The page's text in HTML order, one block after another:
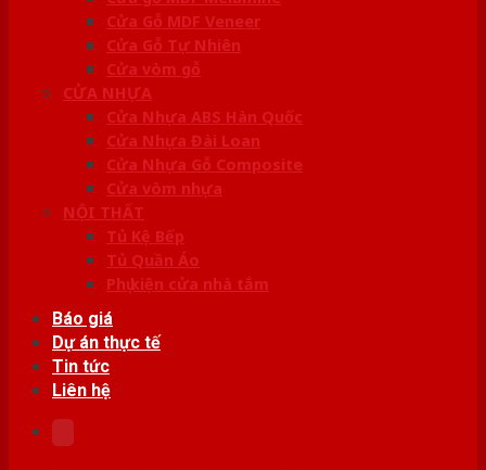
Cửa Gỗ MDF Veneer
Cửa Gỗ Tự Nhiên
Cửa vòm gỗ
CỬA NHỰA
Cửa Nhựa ABS Hàn Quốc
Cửa Nhựa Đài Loan
Cửa Nhựa Gỗ Composite
Cửa vòm nhựa
NỘI THẤT
Tủ Kệ Bếp
Tủ Quần Áo
Phụ kiện cửa nhà tắm
Báo giá
Dự án thực tế
Tin tức
Liên hệ